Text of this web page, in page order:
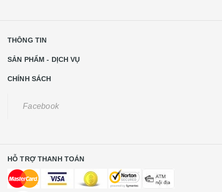
THÔNG TIN
SẢN PHẨM - DỊCH VỤ
CHÍNH SÁCH
Facebook
HỖ TRỢ THANH TOÁN